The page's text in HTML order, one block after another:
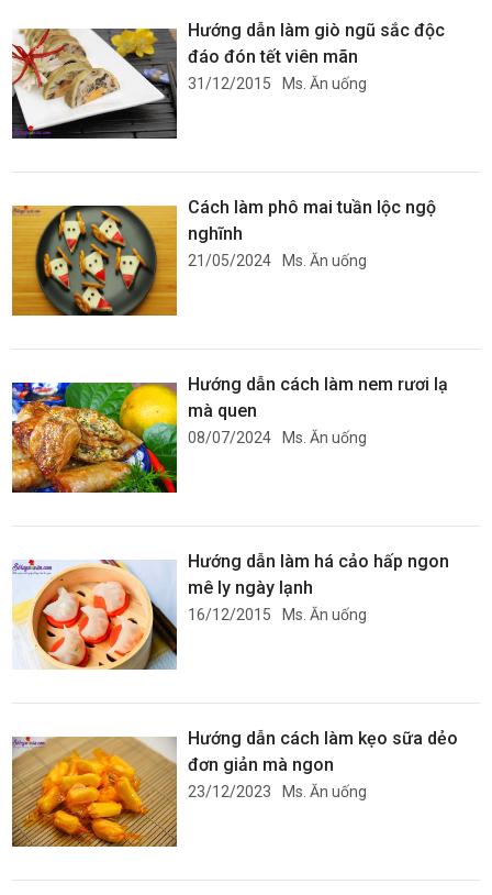
Hướng dẫn làm giò ngũ sắc độc
đáo đón tết viên mãn
31/12/2015 Ms. Ăn uống
Cách làm phô mai tuần lộc ngộ
nghĩnh
21/05/2024 Ms. Ăn uống
Hướng dẫn cách làm nem rươi lạ
mà quen
08/07/2024 Ms. Ăn uống
Hướng dẫn làm há cảo hấp ngon
mê ly ngày lạnh
16/12/2015 Ms. Ăn uống
Hướng dẫn cách làm kẹo sữa dẻo
đơn giản mà ngon
23/12/2023 Ms. Ăn uống